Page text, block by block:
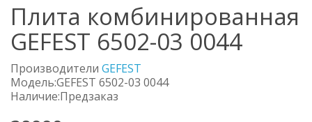
Плита комбинированная
GEFEST 6502-03 0044
Производители GEFEST
Модель:GEFEST 6502-03 0044
Наличие:Предзаказ